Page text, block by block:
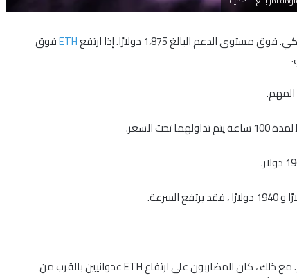
ETHفوق
إلى ما دون مستوى 1900 دولار. مع ذلك ، كان المضاربون على ارتفاع ETH عدوانيين بالقرب من
بحذر وسط ترقب النفط يتراجع مع تأجيج محادثات إيران